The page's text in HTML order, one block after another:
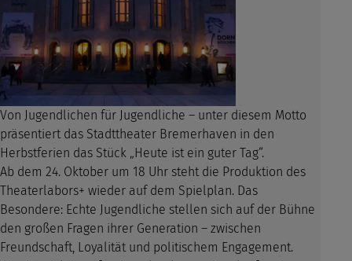
Von Jugendlichen für Jugendliche – unter diesem Motto
präsentiert das Stadttheater Bremerhaven in den
Herbstferien das Stück „Heute ist ein guter Tag“.
Ab dem 24. Oktober um 18 Uhr steht die Produktion des
Theaterlabors+ wieder auf dem Spielplan. Das
Besondere: Echte Jugendliche stellen sich auf der Bühne
den großen Fragen ihrer Generation – zwischen
Freundschaft, Loyalität und politischem Engagement.